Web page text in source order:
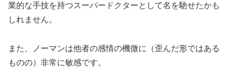
業的な手技を持つスーパードクターとして名を馳せたかも
しれません。
また、ノーマンは他者の感情の機微に（歪んだ形ではある
ものの）非常に敏感です。